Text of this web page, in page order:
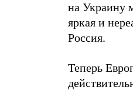
на Украину
яркая и
Россия.
Теперь